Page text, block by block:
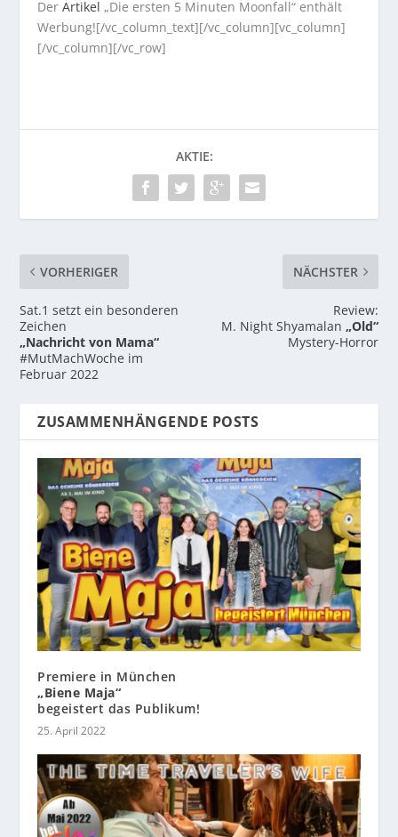
DerArtikel „Die ersten 5 Minuten Moonfall“ enthält
Werbung![/vc_column_text][/vc_column][vc_column]
[/vc_column][/vc_row]
AKTIE:
VORHERIGER
Sat.1 setzt ein besonderen
Zeichen
„Nachricht von Mama“
#MutMachWoche im
Februar 2022
NÄCHSTER
Review:
M. Night Shyamalan „Old“
Mystery-Horror
ZUSAMMENHÄNGENDE POSTS
Premiere in München
„Biene Maja“
begeistert das Publikum!
25. April 2022